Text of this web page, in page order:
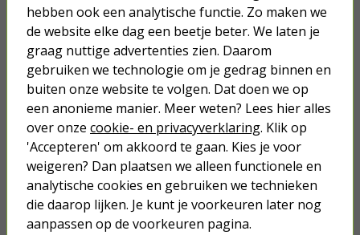
bestaat uit verschillende buizen en leg je naast het zwembad op
de grond. Je sluit de mat aan op de Intex (zand)filterpomp.
Dankzij de zwarte kleur wordt de warmte goed vastgehouden
en wordt dit warme water weer het zwembad in gepompt. Op
een zonnige dag kun je een stijging verwachten van 3 tot 5
graden Celsius.
Intex luchtbed: dé oplossing als er geen ‘echt’ bed
beschikbaar is
Naast de zwembadproducten staat Intex ook bekend om de
luchtbedden. Of je nu op zoek bent naar een comfortable
luchtmatras voor je gasten of juist op zoek bent naar een stevig
opblaasbed voor op de camping of festival, Intex heeft het
allemaal. De meeste luchtbedden hebben een heerlijk
hebben ook een analytische functie. Zo maken we
de website elke dag een beetje beter. We laten je
graag nuttige advertenties zien. Daarom
gebruiken we technologie om je gedrag binnen en
buiten onze website te volgen. Dat doen we op
een anonieme manier. Meer weten? Lees hier alles
over onze cookie- en privacyverklaring. Klik op
'Accepteren' om akkoord te gaan. Kies je voor
weigeren? Dan plaatsen we alleen functionele en
analytische cookies en gebruiken we technieken
die daarop lijken. Je kunt je voorkeuren later nog
aanpassen op de voorkeuren pagina.